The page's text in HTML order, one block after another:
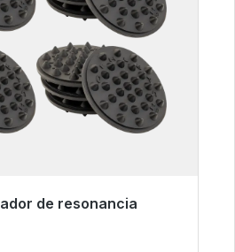
de resonancia
inmediato, plazo de entrega